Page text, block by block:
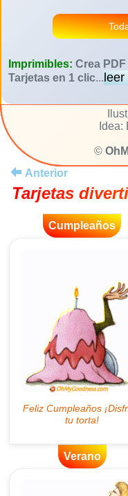
Imprimibles: Crea
Tarjetas en 1 clic...
Idea:
©
Anterior
Tarjetas
Cumpleaños
Verano